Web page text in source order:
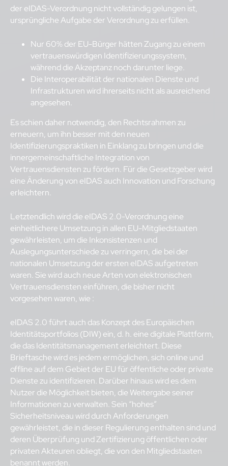
der eIDAS-Verordnung nicht vollständig gelungen ist,
ursprüngliche Aufgabe der Verordnung zu erfüllen.
Nur 60% der EU-Bürger hätten Zugang zu einem
vertrauenswürdigen Identifizierungssystem,
während die Akzeptanz noch darunter liege.
Die Interoperabilität der nationalen Dienste und
Infrastrukturen wird ihrerseits nicht als ausreichend
angesehen.
Es schien daher notwendig, den Rechtsrahmen zu
erneuern, um ihn besser mit den neuen
Identifizierungspraktiken in Einklang zu bringen und die
innergemeinschaftliche Integration von
Vertrauensdiensten zu fördern. Für die Gesetzgeber wird
eine Änderung von eIDAS auch Innovation und Forschung
erleichtern.
Letztendlich wird die eIDAS 2.0-Verordnung eine
einheitlichere Umsetzung in allen EU-Mitgliedstaaten
gewährleisten, um die Inkonsistenzen und
Auslegungsunterschiede zu verringern, die bei der
nationalen Umsetzung der ersten eIDAS aufgetreten
waren. Sie wird auch neue Arten von elektronischen
Vertrauensdiensten einführen, die bisher nicht
vorgesehen waren, wie :
eIDAS 2.0 führt auch das Konzept des Europäischen
Identitätsportfolios (DIW) ein, d. h. eine digitale Plattform,
die das Identitätsmanagement erleichtert. Diese
Brieftasche wird es jedem ermöglichen, sich online und
offline auf dem Gebiet der EU für öffentliche oder private
Dienste zu identifizieren. Darüber hinaus wird es dem
Nutzer die Möglichkeit bieten, die Weitergabe seiner
Informationen zu verwalten. Sein “hohes”
Sicherheitsniveau wird durch Anforderungen
gewährleistet, die in dieser Regulierung enthalten sind und
deren Überprüfung und Zertifizierung öffentlichen oder
privaten Akteuren obliegt, die von den Mitgliedstaaten
benannt werden.